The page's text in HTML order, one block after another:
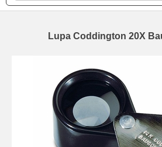
Lupa Coddington 20X